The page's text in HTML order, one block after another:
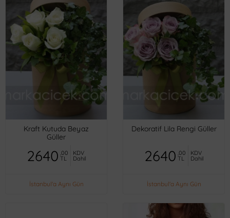
Kraft Kutuda Beyaz
Güller
2640 ,00
TL
KDV
Dahil
İstanbul'a Aynı Gün
Dekoratif Lila Rengi Güller
2640 ,00
TL
KDV
Dahil
İstanbul'a Aynı Gün